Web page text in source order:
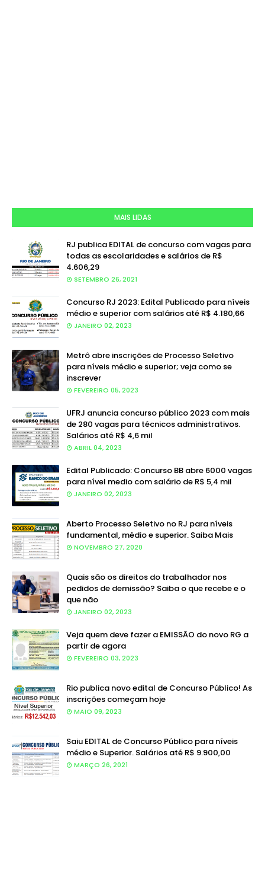
MAIS LIDAS
RJ publica EDITAL de concurso com vagas para
todas as escolaridades e salários de R$
4.606,29
SETEMBRO 26, 2021
Concurso RJ 2023: Edital Publicado para níveis
médio e superior com salários até R$ 4.180,66
JANEIRO 02, 2023
Metrô abre inscrições de Processo Seletivo
para níveis médio e superior; veja como se
inscrever
FEVEREIRO 05, 2023
UFRJ anuncia concurso público 2023 com mais
de 280 vagas para técnicos administrativos.
Salários até R$ 4,6 mil
ABRIL 04, 2023
Edital Publicado: Concurso BB abre 6000 vagas
para nível medio com salário de R$ 5,4 mil
JANEIRO 02, 2023
Aberto Processo Seletivo no RJ para níveis
fundamental, médio e superior. Saiba Mais
NOVEMBRO 27, 2020
Quais são os direitos do trabalhador nos
pedidos de demissão? Saiba o que recebe e o
que não
JANEIRO 02, 2023
Veja quem deve fazer a EMISSÃO do novo RG a
partir de agora
FEVEREIRO 03, 2023
Rio publica novo edital de Concurso Público! As
inscrições começam hoje
MAIO 09, 2023
Saiu EDITAL de Concurso Público para níveis
médio e Superior. Salários até R$ 9.900,00
MARÇO 26, 2021